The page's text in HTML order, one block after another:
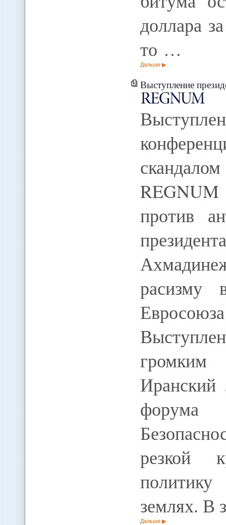
доллара
то …
Дальше
Выступление
против
расизму
громким
форума
резкой
землях. В
Дальше